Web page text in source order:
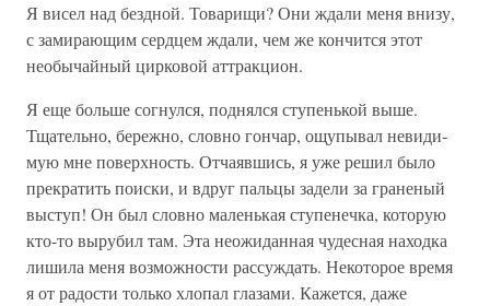
Я висел над бездной. Товарищи? Они ждали меня внизу,
с замирающим сердцем ждали, чем же кончится этот
необычайный цирковой аттракцион.
Я еще больше согнулся, поднялся ступенькой выше.
Тщательно, бережно, словно гончар, ощупывал невиди­
мую мне поверхность. Отчаявшись, я уже решил было
прекратить поиски, и вдруг пальцы задели за граненый
выступ! Он был словно маленькая ступенечка, которую
кто-то вырубил там. Эта неожиданная чудесная на­ходка
лишила меня возможности рассуждать. Некото­рое время
я от радости только хлопал глазами. Кажет­ся, даже